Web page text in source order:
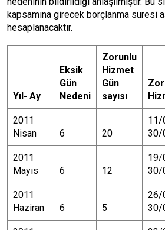
kapsamına girecek borçlanma süresi
hesaplanacaktır.
Yıl- Ay
Eksik
Gün
Nedeni
Zorunlu
Hizmet
Gün
sayısı
2011
Nisan
6 20
11/
30/
2011
Mayıs
6 12
19/
30/
2011
Haziran
6 5
26/
30/